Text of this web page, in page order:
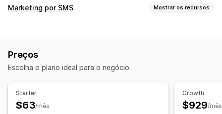
Marketing por SMS Mostrar os recursos
Modelos
Solicitações de feedback
Acompanhamento de pedido
Preços
Escolha o plano ideal para o negócio.
Starter
$63/mês
Growth
$929/mês